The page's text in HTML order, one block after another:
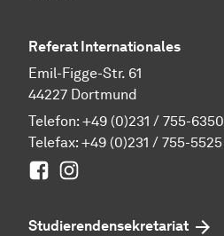
Referat Internationales
Emil-Figge-Str. 61
44227 Dortmund
Telefon: +49 (0)231 / 755-6350
Telefax: +49 (0)231 / 755-5525
Facebook
Studierenden­sekretariat